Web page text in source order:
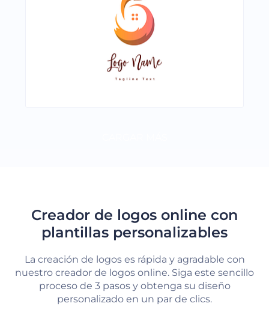
Creador de logos online con
plantillas personalizables
La creación de logos es rápida y agradable con
nuestro creador de logos online. Siga este sencillo
proceso de 3 pasos y obtenga su diseño
personalizado en un par de clics.